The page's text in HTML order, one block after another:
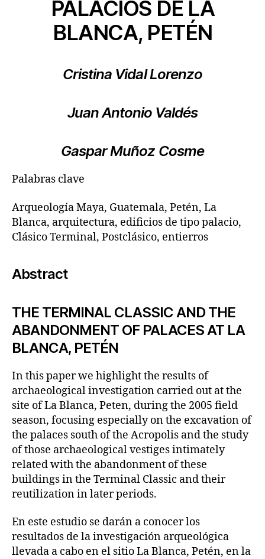
PALACIOS DE LA
BLANCA, PETÉN
Cristina Vidal Lorenzo
Juan Antonio Valdés
Gaspar Muñoz Cosme
Palabras clave
Arqueología Maya, Guatemala, Petén, La
Blanca, arquitectura, edificios de tipo palacio,
Clásico Terminal, Postclásico, entierros
Abstract
THE TERMINAL CLASSIC AND THE
ABANDONMENT OF PALACES AT LA
BLANCA, PETÉN
In this paper we highlight the results of
archaeological investigation carried out at the
site of La Blanca, Peten, during the 2005 field
season, focusing especially on the excavation of
the palaces south of the Acropolis and the study
of those archaeological vestiges intimately
related with the abandonment of these
buildings in the Terminal Classic and their
reutilization in later periods.
En este estudio se darán a conocer los
resultados de la investigación arqueológica
llevada a cabo en el sitio La Blanca, Petén, en la